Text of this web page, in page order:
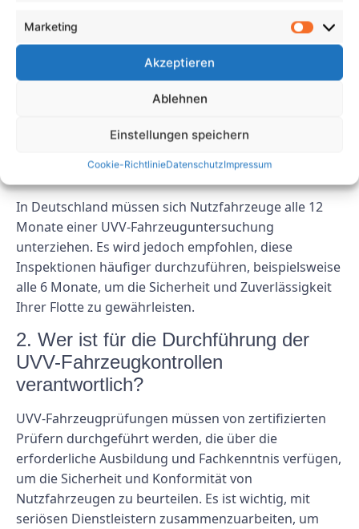
Marketing
Akzeptieren
Ablehnen
Einstellungen speichern
Cookie-RichtlinieDatenschutzImpressum
einer Priorität in Ihrer Wartungsroutine, damit Ihre
Flotte reibungslos und sicher läuft.
1. Wie oft sollten UVV-
Fahrzeugkontrollen durchgeführt
werden?
In Deutschland müssen sich Nutzfahrzeuge alle 12
Monate einer UVV-Fahrzeuguntersuchung
unterziehen. Es wird jedoch empfohlen, diese
Inspektionen häufiger durchzuführen, beispielsweise
alle 6 Monate, um die Sicherheit und Zuverlässigkeit
Ihrer Flotte zu gewährleisten.
2. Wer ist für die Durchführung der
UVV-Fahrzeugkontrollen
verantwortlich?
UVV-Fahrzeugprüfungen müssen von zertifizierten
Prüfern durchgeführt werden, die über die
erforderliche Ausbildung und Fachkenntnis verfügen,
um die Sicherheit und Konformität von
Nutzfahrzeugen zu beurteilen. Es ist wichtig, mit
seriösen Dienstleistern zusammenzuarbeiten, um